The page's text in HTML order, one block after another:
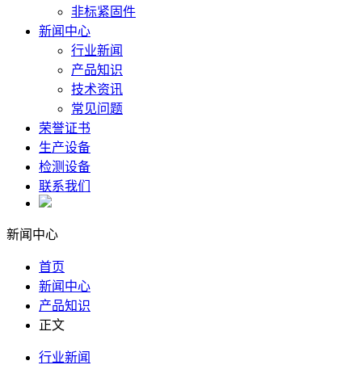
非标紧固件
新闻中心
行业新闻
产品知识
技术资讯
常见问题
荣誉证书
生产设备
检测设备
联系我们
新闻中心
首页
新闻中心
产品知识
正文
行业新闻